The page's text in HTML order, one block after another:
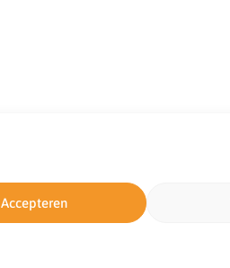
Accepteren